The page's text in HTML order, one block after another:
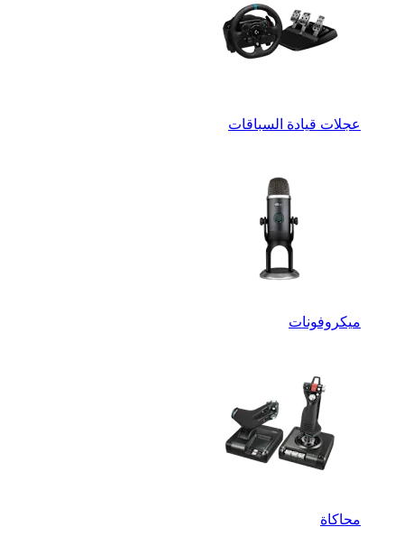
عجلات قيادة السباقات
ميكروفونات
محاكاة